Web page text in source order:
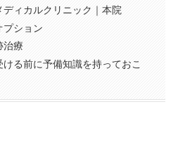
ィカルクリニック｜本院
プション
治療
る前に予備知識を持っておこ